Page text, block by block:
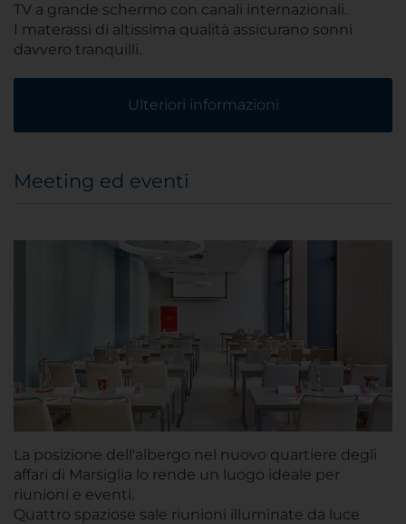
TV a grande schermo con canali internazionali.
I materassi di altissima qualità assicurano sonni
davvero tranquilli.
Ulteriori informazioni
Meeting ed eventi
La posizione dell'albergo nel nuovo quartiere degli
affari di Marsiglia lo rende un luogo ideale per
riunioni e eventi.
Quattro spaziose sale riunioni illuminate da luce